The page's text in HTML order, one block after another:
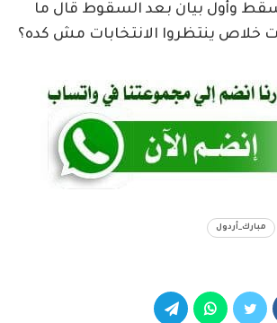
وأول بيان بعد السقوط قال ما
خلاص ينتظروا الانتخابات مش كده؟
مبارك_أردول